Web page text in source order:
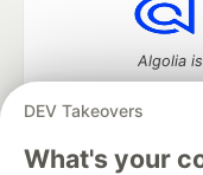
DEV Takeovers
What's your
Algolia